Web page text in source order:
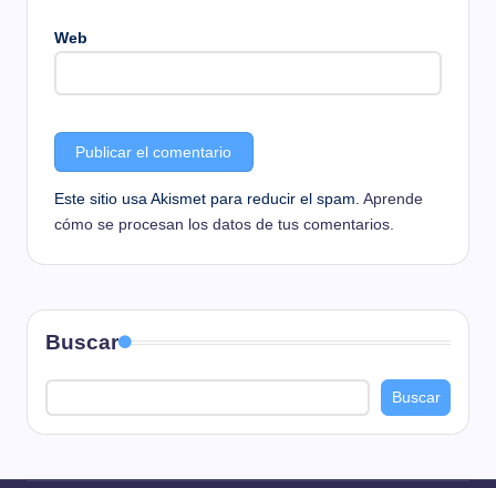
Web
Este sitio usa Akismet para reducir el spam. Aprende
cómo se procesan los datos de tus comentarios.
Buscar
Buscar